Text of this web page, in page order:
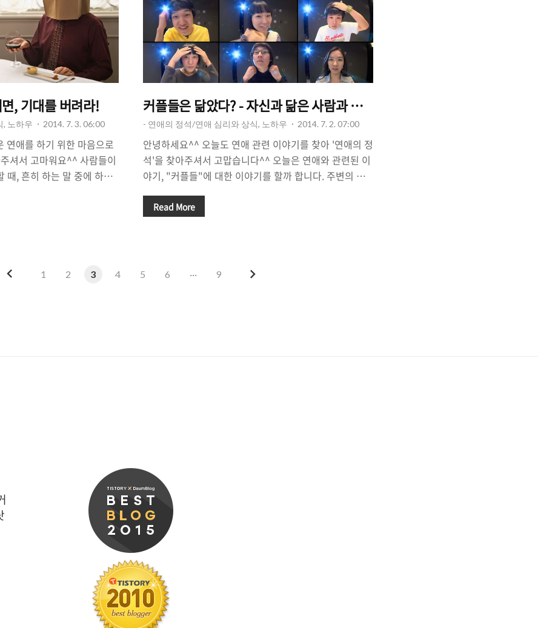
남자'에게 편안함을 느끼고
말은 남자들이 가장 싫어하는 질문이지만, 여자들이 가장
흔하게 하는 질문..
, 기대를 버려라!
, 노하우 2014. 7. 3. 06:00
연애를 하기 위한 마음으로
셔서 고마워요^^ 사람들이
때, 흔히 하는 말 중에 하나
가 어렵다는 말로 이해될 수
. 하지만 정말 눈이 높아서
커플들은 닮았다? - 자신과 닮은 사람과 사랑에 빠지는 이유
- 연애의 정석/연애 심리와 상식, 노하우 2014. 7. 2. 07:00
안녕하세요^^ 오늘도 연애 관련 이야기를 찾아 '연애의 정
석'을 찾아주셔서 고맙습니다^^ 오늘은 연애와 관련된 이
야기, "커플들"에 대한 이야기를 할까 합니다. 주변의 커
것 같다"라는 말을 하거나, "너희 커플 닮았어"라고 말하
경우는 보통 '닯은 사람을 봤을 때' 겪는 현상입니다. 친구
Read More
1 2 3 4 5 6 ··· 9
다